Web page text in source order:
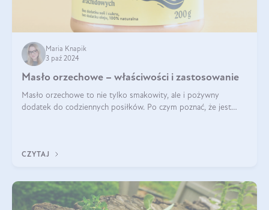
Maria Knapik
3 paź 2024
Masło orzechowe – właściwości i zastosowanie
Masło orzechowe to nie tylko smakowity, ale i pożywny
dodatek do codziennych posiłków. Po czym poznać, że jest
CZYTAJ